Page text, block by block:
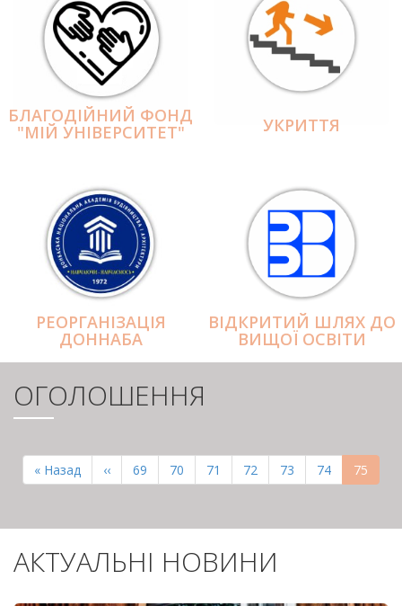
БЛАГОДІЙНИЙ ФОНД
"МІЙ УНІВЕРСИТЕТ" УКРИТТЯ
РЕОРГАНІЗАЦІЯ
ДОННАБА
ВІДКРИТИЙ ШЛЯХ ДО
ВИЩОЇ ОСВІТИ
ОГОЛОШЕННЯ
СТОРІНКИ
Перша
сторінка
« Назад
Попередня
сторінка
‹‹ Page
69 Page
70 Page
71 Page
72 Page
73 Page
74 75
АКТУАЛЬНІ НОВИНИ